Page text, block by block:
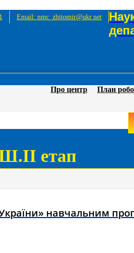
Email: nmc_zhitomir@ukr.net
Про центр План
етап
навчальним